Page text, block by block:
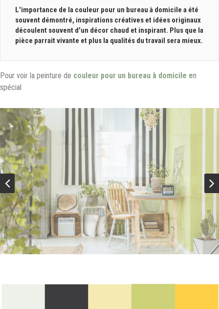
L'importance de la couleur pour un bureau à domicile a été
souvent démontré, inspirations créatives et idées originaux
découlent souvent d'un décor chaud et inspirant. Plus que la
pièce parrait vivante et plus la qualités du travail sera mieux.
Pour voir la peinture de couleur pour un bureau à domicile en
spécial